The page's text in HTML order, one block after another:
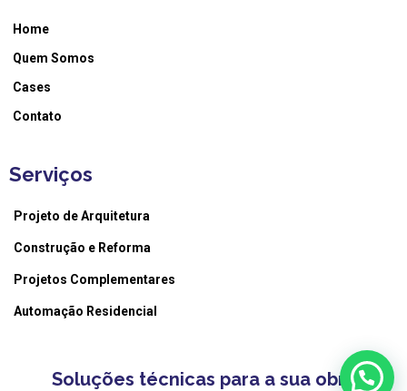
Home
Quem Somos
Cases
Contato
Serviços
Projeto de Arquitetura
Construção e Reforma
Projetos Complementares
Automação Residencial
Soluções técnicas para a sua obra